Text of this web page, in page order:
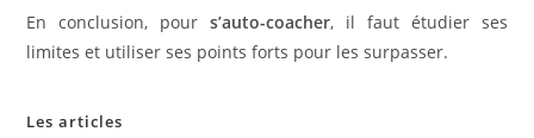
En conclusion, pours’auto-coacher, il faut étudier ses
limites et utiliser ses points forts pour les surpasser.
Les articles